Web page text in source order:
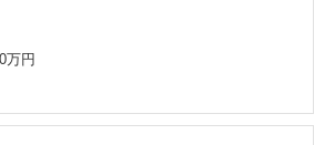
万円